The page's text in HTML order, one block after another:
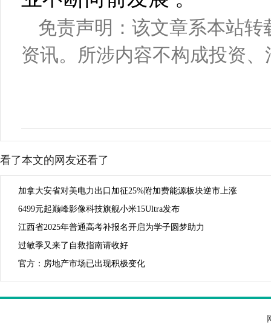
免责声明：该文章系本站
资讯。所涉内容不构成投资
看了本文的网友还看了
加拿大安省对美电力出口加征25%附加费能源板块逆市上涨
6499元起巅峰影像科技旗舰小米15Ultra发布
江西省2025年普通高考补报名开启为学子圆梦助力
过敏季又来了自救指南请收好
官方：房地产市场已出现积极变化